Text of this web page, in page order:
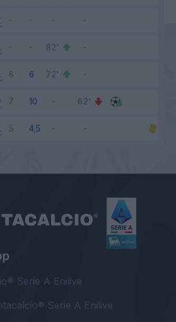
Serie A Enilive
Serie A Enilive